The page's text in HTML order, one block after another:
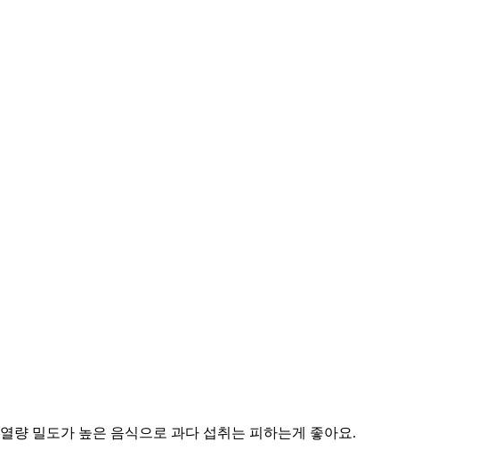
열량 밀도가 높은 음식으로 과다 섭취는 피하는게 좋아요.